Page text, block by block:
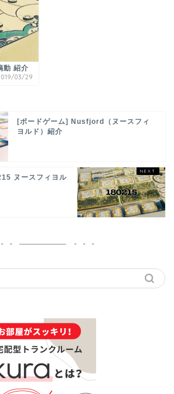
動 紹介
03/29
[ボードゲーム] Nusfjord（ヌースフィ
ヨルド）紹介
ヌースフィヨル